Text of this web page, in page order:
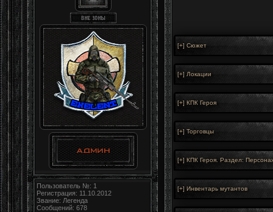
Пользователь №: 1
Регистрация: 11.10.2012
Звание: Легенда
Сообщений: 678